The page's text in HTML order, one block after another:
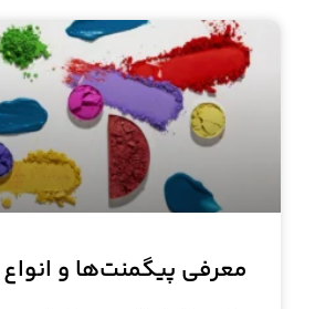
معرفی پیگمنت‌ها و